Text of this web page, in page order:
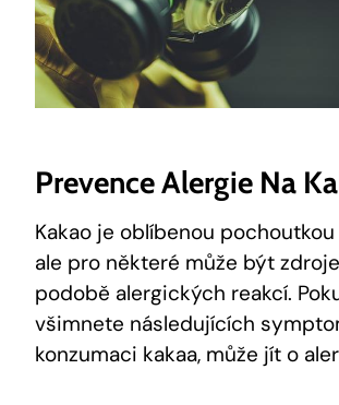
Prevence Alergie Na
Kakao je oblíbenou
ale pro některé může být
podobě alergických reakcí.
všimnete následujících
konzumaci kakaa, může jít o